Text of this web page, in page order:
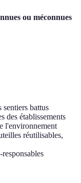
ou méconnues
battus
des établissements
l'environnement
réutilisables,